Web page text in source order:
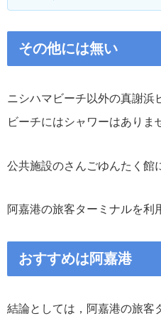
その他には無い
ニシハマビーチ以外の真謝浜
ビーチにはシャワーはありま
公共施設のさんごゆんたく館
阿嘉港の旅客ターミナルを利
おすすめは阿嘉港
結論としては，阿嘉港の旅客